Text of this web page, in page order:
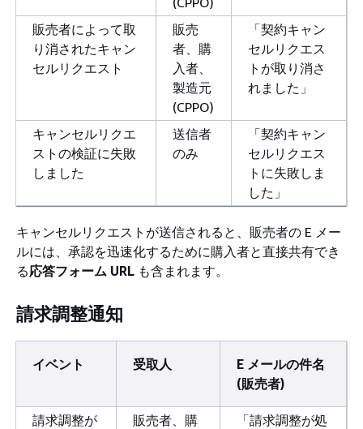
販売者によって取
り消されたキャン
セルリクエスト
販売
者、購
入者、
製造元
(CPPO)
「契約キャン
セルリクエス
トが取り消さ
れました」
キャンセルリクエ
ストの検証に失敗
しました
送信者
のみ
「契約キャン
セルリクエス
トに失敗しま
した」
キャンセルリクエストが送信されると、販売者の E メー
ルには、承認を迅速化するために購入者と直接共有でき
る応答フォーム URL も含まれます。
請求調整通知
イベント 受取人
E メールの件名
(販売者)
請求調整が
販売者、購
「請求調整が処